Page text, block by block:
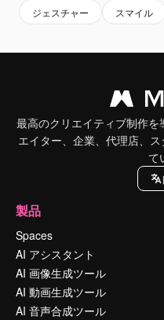
ジェスチャー スマイル
最高のクリエイティブ制作
エイター、企業、代理店、
て
製品
Spaces
AI アシスタント
AI 画像生成ツール
AI 動画生成ツール
AI 音声合成ツール